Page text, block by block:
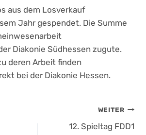
aus dem Losverkauf
Jahr gespendet. Die Summe
Diakonie Südhessen zugute.
deren Arbeit finden
bei der Diakonie Hessen.
WEITER
12. Spieltag FDD1